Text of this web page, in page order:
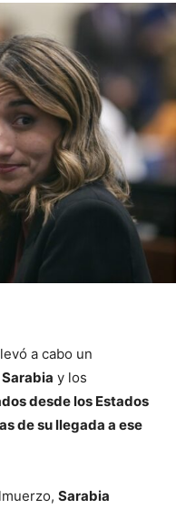
a cabo un
y los
desde los Estados
de su llegada a ese
Sarabia